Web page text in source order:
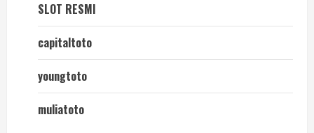
SLOT RESMI
capitaltoto
youngtoto
muliatoto